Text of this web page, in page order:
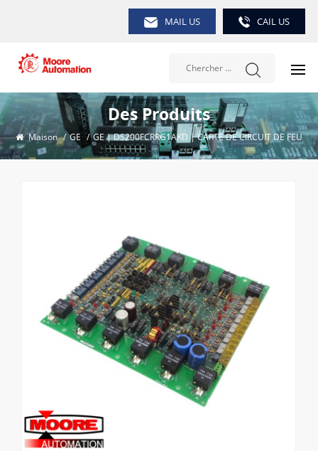
MAIL US CAIL US
Des Produits
Maison / GE / GE | DS200FCRRG1AKD | CARTE DE CIRCUIT DE FEU